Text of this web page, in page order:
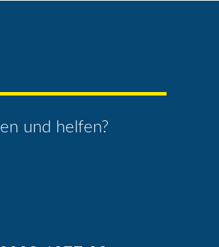
und helfen?